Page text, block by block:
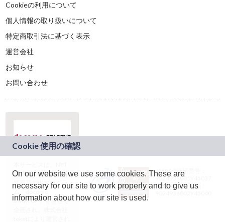
Cookieの利用について
個人情報の取り扱いについて
特定商取引法に基づく表示
運営会社
お知らせ
お問い合わせ
ドコモグループの新
規事業創出プログラ
ム「docomo
STARTUP」を通じて
JASRAC許諾番号：
9024936001Y45037
JASRAC許諾番号：
On our website we use some cookies. These are
necessary for our site to work properly and to give us
information about how our site is used.